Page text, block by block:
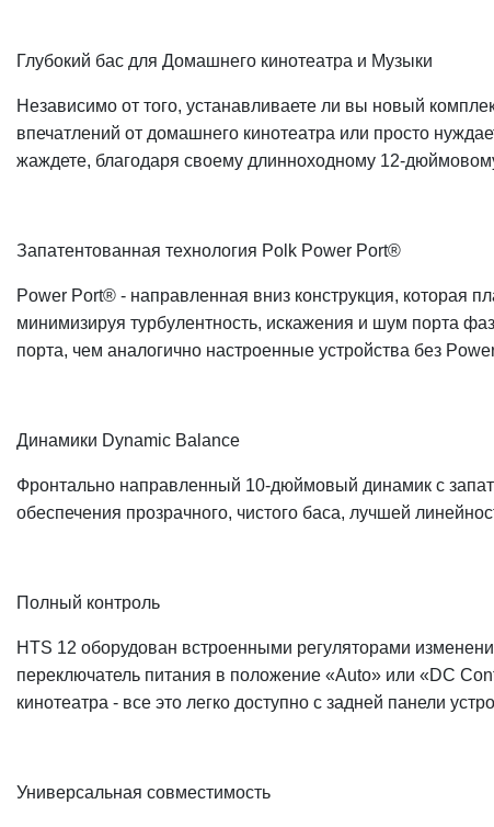
Глубокий бас для Домашнего кинотеатра и Музыки
Независимо от того, устанавливаете ли вы новый
впечатлений от домашнего кинотеатра или просто
жаждете, благодаря своему длинноходному 12-
Запатентованная технология Polk Power Port®
Power Port® - направленная вниз конструкция, которая
минимизируя турбулентность, искажения и шум порта
порта, чем аналогично настроенные устройства без
Динамики Dynamic Balance
Фронтально направленный 10-дюймовый динамик с
обеспечения прозрачного, чистого баса, лучшей
Полный контроль
HTS 12 оборудован встроенными регуляторами
переключатель питания в положение «Auto» или «DC
кинотеатра - все это легко доступно с задней панели
Универсальная совместимость